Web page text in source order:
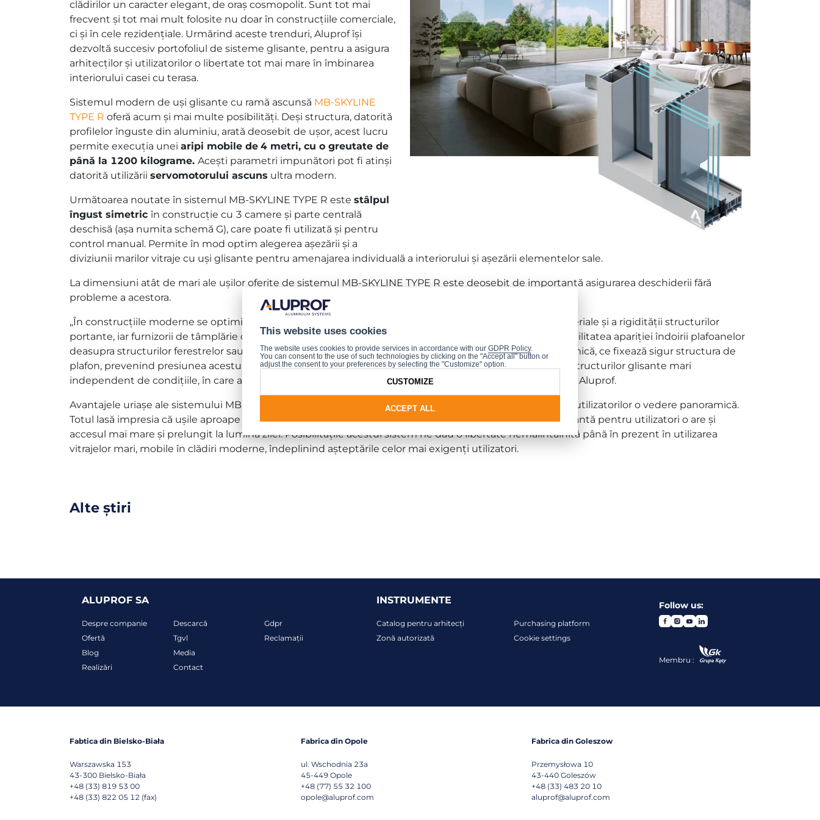
clădirilor un caracter elegant, de oraș cosmopolit. Sunt tot mai
frecvent și tot mai mult folosite nu doar în construcțiile comerciale,
ci și în cele rezidențiale. Urmărind aceste trenduri, Aluprof își
dezvoltă succesiv portofoliul de sisteme glisante, pentru a asigura
arhitecților și utilizatorilor o libertate tot mai mare în îmbinarea
interiorului casei cu terasa.
Sistemul modern de uși glisante cu ramă ascunsă MB-SKYLINE
TYPE R oferă acum și mai multe posibilități. Deși structura, datorită
profilelor înguste din aluminiu, arată deosebit de ușor, acest lucru
permite execuția unei aripi mobile de 4 metri, cu o greutate de
până la 1200 kilograme. Acești parametri impunători pot fi atinși
datorită utilizării servomotorului ascuns ultra modern.
Următoarea noutate în sistemul MB-SKYLINE TYPE R este stâlpul
îngust simetric în construcție cu 3 camere și parte centrală
deschisă (așa numita schemă G), care poate fi utilizată și pentru
control manual. Permite în mod optim alegerea așezării și a
diviziunii marilor vitraje cu uși glisante pentru amenajarea individuală a interiorului și așezării elementelor sale.
La dimensiuni atât de mari ale ușilor oferite de sistemul MB-SKYLINE TYPE R este deosebit de importantă asigurarea deschiderii fără
probleme a acestora.
„În construcțiile moderne se optimizează foarte des proiectele clădirilor prin prisma consumului de materiale și a rigidității structurilor
portante, iar furnizorii de tâmplărie de mari dimensiuni trebuie să aibă în vedere în anumite situații posibilitatea apariției îndoirii plafoanelor
deasupra structurilor ferestrelor sau ușilor. Aluprof oferă unprofil special de compensarecu barieră termică, ce fixează sigur structura de
plafon, prevenind presiunea acestuia pe tocul ușii. Acest lucru permite utilizarea sigură și confortabilă a structurilor glisante mari
independent de condițiile, în care acestea funcționează.” - declară Michał Marcinowski, Product Manager Aluprof.
Avantajele uriașe ale sistemului MB-SKYLINE TYPE R sunt rama ascunsă și profilele înguste, care asigură utilizatorilor o vedere panoramică.
Totul lasă impresia că ușile aproape nu mai reprezintă o barieră între clădire și ambient. O valoare importantă pentru utilizatori o are și
accesul mai mare și prelungit la lumina zilei. Posibilitățile acestui sistem ne dau o libertate nemaiîntâlnită până în prezent în utilizarea
vitrajelor mari, mobile în clădiri moderne, îndeplinind așteptările celor mai exigenți utilizatori.
Alte știri
ALUPROF SA
Despre companie
Ofertă
Blog
Realizări
Descarcă
Tgvl
Media
Contact
Gdpr
Reclamații
INSTRUMENTE
Catalog pentru arhitecți
Zonă autorizată
Purchasing platform
Cookie settings
Follow us:
Membru :
Fabtica din Bielsko-Biała
Warszawska 153
43-300 Bielsko-Biała
+48 (33) 819 53 00
+48 (33) 822 05 12 (fax)
Fabrica din Opole
ul. Wschodnia 23a
45-449 Opole
+48 (77) 55 32 100
opole@aluprof.com
Fabrica din Goleszow
Przemysłowa 10
43-440 Goleszów
+48 (33) 483 20 10
aluprof@aluprof.com
This website uses cookies
The website uses cookies to provide services in accordance with our GDPR Policy.
You can consent to the use of such technologies by clicking on the "Accept all" button or
adjust the consent to your preferences by selecting the "Customize" option.
ACCEPT ALL
CUSTOMIZE